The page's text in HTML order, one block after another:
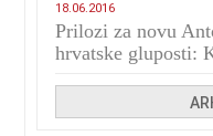
18.06.2016
Prilozi za novu
hrvatske gluposti: